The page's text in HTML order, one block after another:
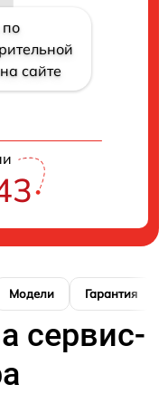
сайте
Модели Гарантия
сервис-